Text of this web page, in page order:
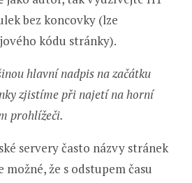
bez koncovky (lze
kódu stránky).
hlavní nadpis na začátku
zjistíme při najetí na horní
prohlížeči.
servery často názvy stránek
že s odstupem času